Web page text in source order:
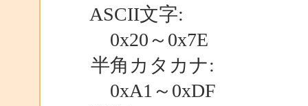
ASCII文字:
0x20～0x7E
半角カタカナ:
0xA1～0xDF